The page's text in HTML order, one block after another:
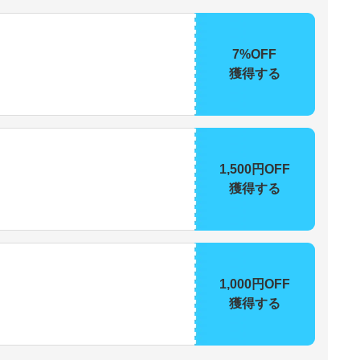
7%OFF
獲得する
1,500円OFF
獲得する
1,000円OFF
獲得する